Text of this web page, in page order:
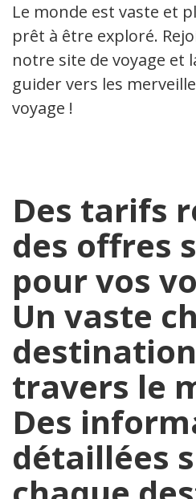
Le monde est vaste et
prêt à être exploré.
notre site de voyage et
guider vers les
voyage !
Des tarifs
des offres
pour vos
Un vaste
travers le
Des
détaillées